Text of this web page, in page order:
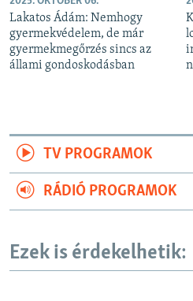
Lakatos Ádám: Nemhogy
gyermekvédelem, de már
gyermekmegőrzés sincs az
állami gondoskodásban
TV PROGRAMOK
RÁDIÓ PROGRAMOK
Ezek is érdekelhetik: